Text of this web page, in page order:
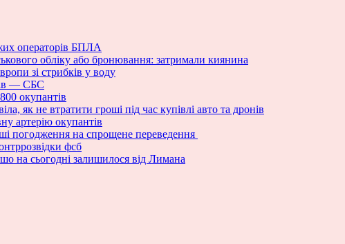
операторів БПЛА
обліку або бронювання: затримали киянина
зі стрибків у воду
— СБС
окупантів
як не втратити гроші під час купівлі авто та дронів
артерію окупантів
погодження на спрощене переведення
фсб
на сьогодні залишилося від Лимана